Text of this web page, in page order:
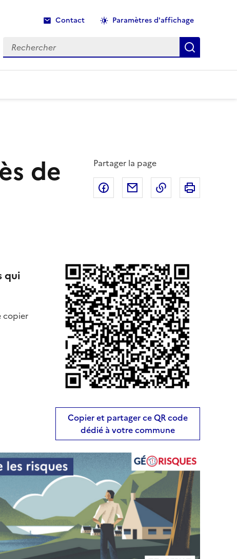
Contact Paramètres d'affichage
Rechercher Recherche
de
Partager la page
Partager sur Facebook
Partager par email
Copier dans le
qui
copier
Copier et partager ce QR code
dédié à votre commune